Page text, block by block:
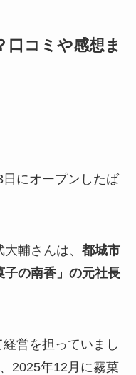
口コミや感想ま
にオープンしたば
輔さんは、 都城市
子の南香」の元社長
営を担っていまし
2025年12月に霧菓